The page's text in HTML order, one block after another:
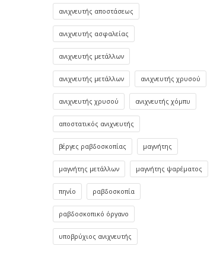
ανιχνευτής αποστάσεως
ανιχνευτής ασφαλείας
ανιχνευτής μετάλλων
ανιχνευτής μετάλλων ανιχνευτής χρυσού
ανιχνευτής χρυσού ανιχνευτής χόμπυ
αποστατικός ανιχνευτής
βέργες ραβδοσκοπίας μαγνήτης
μαγνήτης μετάλλων μαγνήτης ψαρέματος
πηνίο ραβδοσκοπία
ραβδοσκοπικό όργανο
υποβρύχιος ανιχνευτής